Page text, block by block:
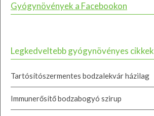
Gyógynövények a Facebookon
Legkedveltebb gyógynövényes cikkek
Tartósítószermentes bodzalekvár házilag
Immunerősítő bodzabogyó szirup